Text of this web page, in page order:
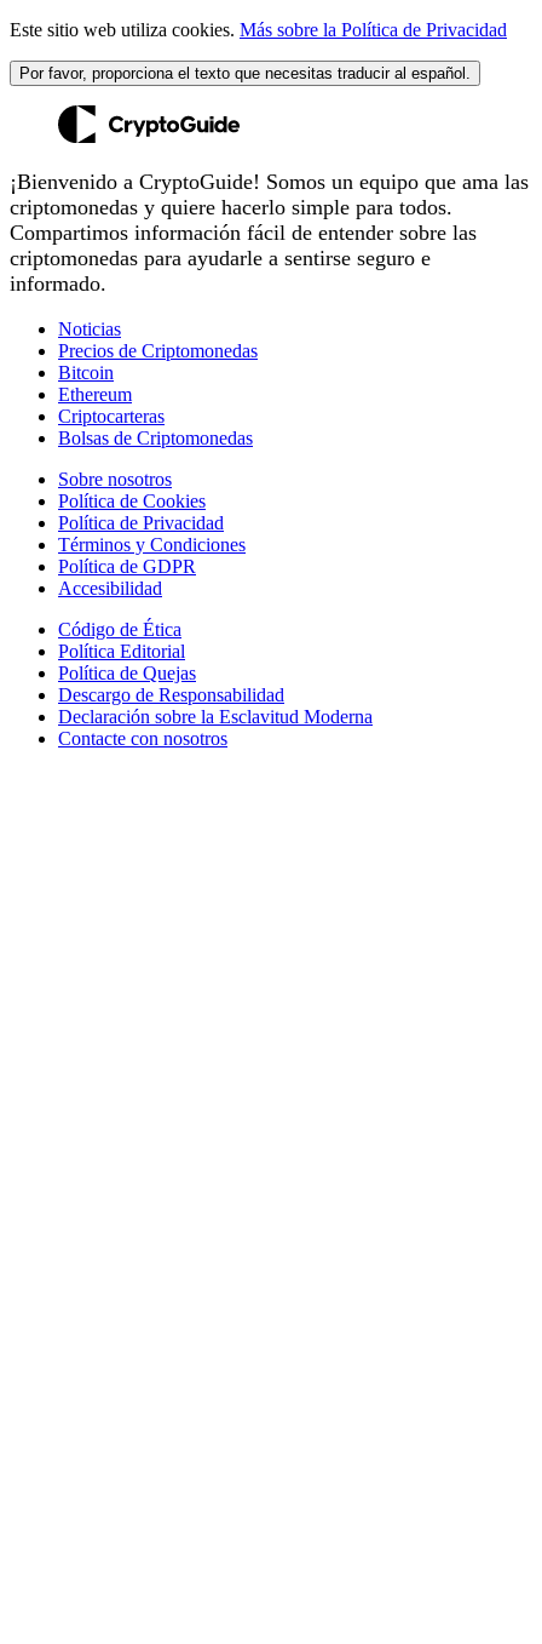
Este sitio web utiliza cookies. Más sobre la Política de Privacidad
Por favor, proporciona el texto que necesitas traducir al español.
¡Bienvenido a CryptoGuide! Somos un equipo que ama las
criptomonedas y quiere hacerlo simple para todos.
Compartimos información fácil de entender sobre las
criptomonedas para ayudarle a sentirse seguro e
informado.
Noticias
Precios de Criptomonedas
Bitcoin
Ethereum
Criptocarteras
Bolsas de Criptomonedas
Sobre nosotros
Política de Cookies
Política de Privacidad
Términos y Condiciones
Política de GDPR
Accesibilidad
Código de Ética
Política Editorial
Política de Quejas
Descargo de Responsabilidad
Declaración sobre la Esclavitud Moderna
Contacte con nosotros